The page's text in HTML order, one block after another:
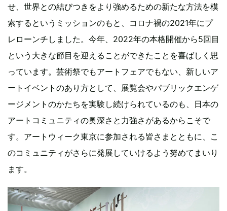
せ、世界との結びつきをより強めるための新たな方法を模
索するというミッションのもと、コロナ禍の2021年にプ
レローンチしました。今年、2022年の本格開催から5回目
という大きな節目を迎えることができたことを喜ばしく思
っています。芸術祭でもアートフェアでもない、新しいア
ートイベントのあり方として、展覧会やパブリックエンゲ
ージメントのかたちを実験し続けられているのも、日本の
アートコミュニティの奥深さと力強さがあるからこそで
す。アートウィーク東京に参加される皆さまとともに、こ
のコミュニティがさらに発展していけるよう努めてまいり
ます。